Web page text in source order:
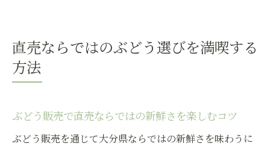
直売ならではのぶどう選びを満喫する
方法
ぶどう販売で直売ならではの新鮮さを楽しむコツ
ぶどう販売を通じて大分県ならではの新鮮さを味わうに